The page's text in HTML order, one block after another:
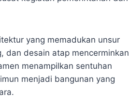
yang memadukan unsur
dan desain atap mencerminkan
menampilkan sentuhan
menjadi bangunan yang